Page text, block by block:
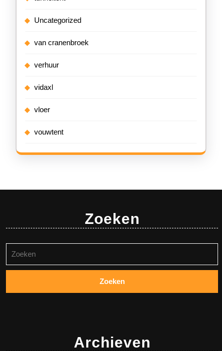
Uncategorized
van cranenbroek
verhuur
vidaxl
vloer
vouwtent
Zoeken
naar:
Archieven